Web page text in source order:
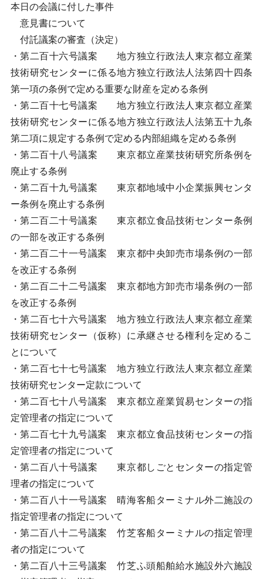
本日の会議に付した事件
意見書について
付託議案の審査（決定）
・第二百十六号議案 地方独立行政法人東京都立産業
技術研究センターに係る地方独立行政法人法第四十四条
第一項の条例で定める重要な財産を定める条例
・第二百十七号議案 地方独立行政法人東京都立産業
技術研究センターに係る地方独立行政法人法第五十九条
第二項に規定する条例で定める内部組織を定める条例
・第二百十八号議案 東京都立産業技術研究所条例を
廃止する条例
・第二百十九号議案 東京都地域中小企業振興センタ
ー条例を廃止する条例
・第二百二十号議案 東京都立食品技術センター条例
の一部を改正する条例
・第二百二十一号議案 東京都中央卸売市場条例の一部
を改正する条例
・第二百二十二号議案 東京都地方卸売市場条例の一部
を改正する条例
・第二百七十六号議案 地方独立行政法人東京都立産業
技術研究センター（仮称）に承継させる権利を定めるこ
とについて
・第二百七十七号議案 地方独立行政法人東京都立産業
技術研究センター定款について
・第二百七十八号議案 東京都立産業貿易センターの指
定管理者の指定について
・第二百七十九号議案 東京都立食品技術センターの指
定管理者の指定について
・第二百八十号議案 東京都しごとセンターの指定管
理者の指定について
・第二百八十一号議案 晴海客船ターミナル外二施設の
指定管理者の指定について
・第二百八十二号議案 竹芝客船ターミナルの指定管理
者の指定について
・第二百八十三号議案 竹芝ふ頭船舶給水施設外六施設